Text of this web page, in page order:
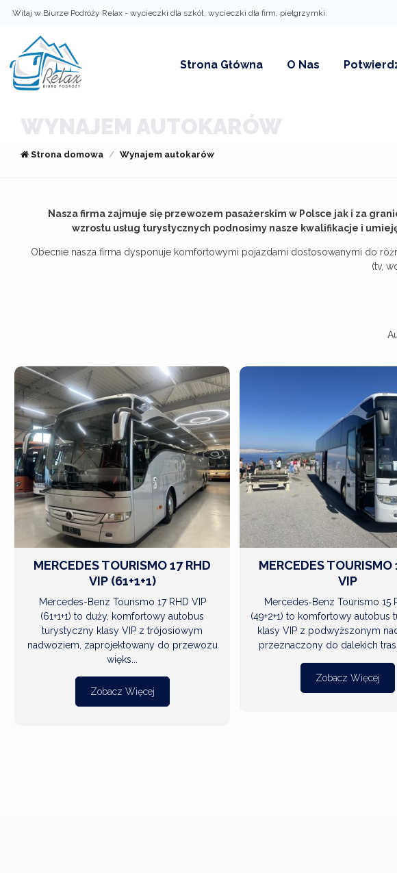
Witaj w Biurze Podróży Relax - wycieczki dla szkół, wycieczki dla firm, pielgrzymki.
Strona Główna O Nas
WYNAJEM AUTOKARÓW
Strona domowa Wynajem autokarów
Nasza firma zajmuje się przewozem pasażerskim w Polsce jak i za
wzrostu usług turystycznych podnosimy nasze kwalifikacje i
Obecnie nasza firma dysponuje komfortowymi pojazdami dostosowanymi do
(tv,
ZOBACZ
WIĘCEJ
MERCEDES TOURISMO 17 RHD
VIP (61+1+1)
Mercedes-Benz Tourismo 17 RHD VIP
(61+1+1) to duży, komfortowy autobus
turystyczny klasy VIP z trójosiowym
nadwoziem, zaprojektowany do przewozu
więks...
Zobacz Więcej
ZOBACZ
WIĘCEJ
MERCEDES TOURISMO
VIP
Mercedes‑Benz Tourismo 15
(49+2+1) to komfortowy autobus
klasy VIP z podwyższonym
przeznaczony do dalekich tras
Zobacz Więcej